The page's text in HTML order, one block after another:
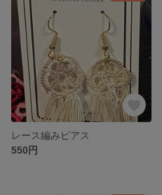
レース編みピアス
550円